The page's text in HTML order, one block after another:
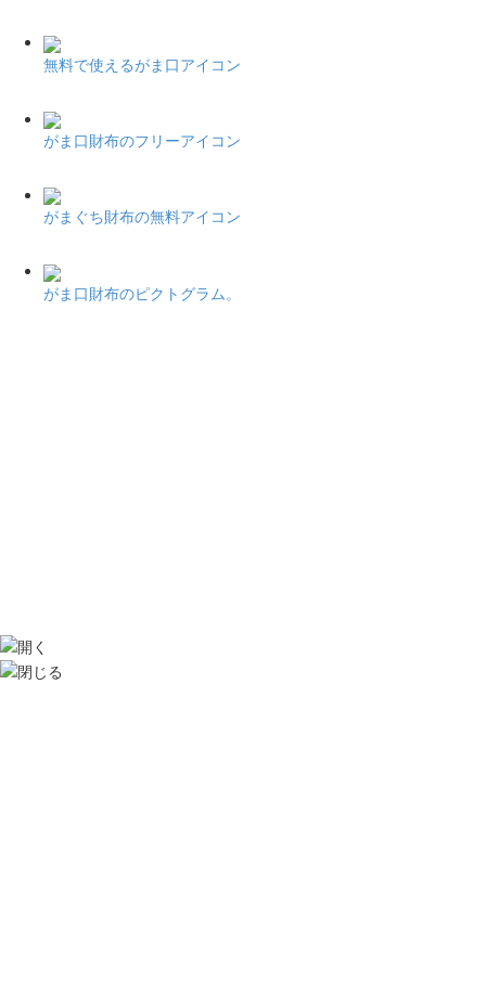
無料で使えるがま口アイコン
がま口財布のフリーアイコン
がまぐち財布の無料アイコン
がま口財布のピクトグラム。